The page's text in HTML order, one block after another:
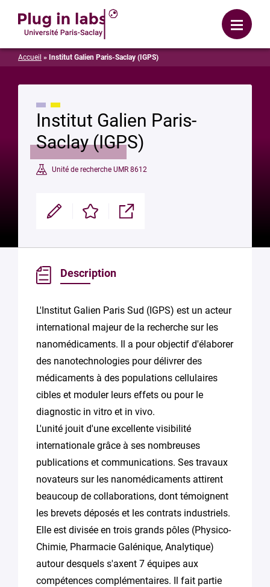
Menu
Accueil » Institut Galien Paris-Saclay (IGPS)
Institut Galien Paris-
Saclay (IGPS)
Unité de recherche UMR 8612
Modifier Enregistrer Partager
Description
L'Institut Galien Paris Sud (IGPS) est un acteur
international majeur de la recherche sur les
nanomédicaments. Il a pour objectif d'élaborer
des nanotechnologies pour délivrer des
médicaments à des populations cellulaires
cibles et moduler leurs effets ou pour le
diagnostic in vitro et in vivo.
L'unité jouit d'une excellente visibilité
internationale grâce à ses nombreuses
publications et communications. Ses travaux
novateurs sur les nanomédicaments attirent
beaucoup de collaborations, dont témoignent
les brevets déposés et les contrats industriels.
Elle est divisée en trois grands pôles (Physico-
Chimie, Pharmacie Galénique, Analytique)
autour desquels s'axent 7 équipes aux
compétences complémentaires. Il fait partie